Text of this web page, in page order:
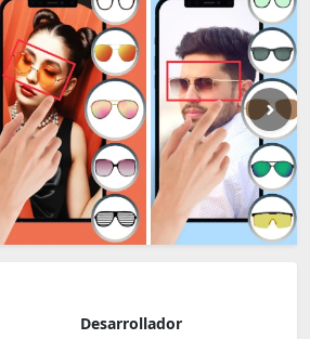
Desarrollador